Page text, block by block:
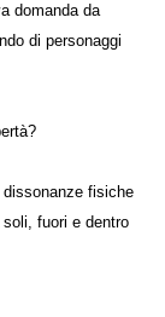
domanda da
di personaggi
fisiche
fuori e dentro